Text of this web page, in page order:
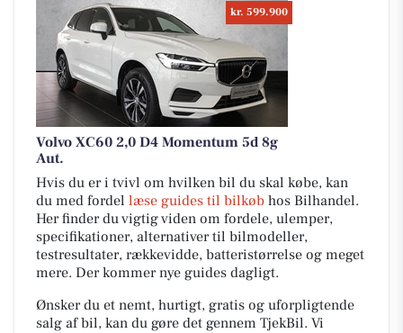
kr. 599.900
Volvo XC60 2,0 D4 Momentum 5d 8g
Aut.
Hvis du er i tvivl om hvilken bil du skal købe, kan
du med fordel læse guides til bilkøb hos Bilhandel.
Her finder du vigtig viden om fordele, ulemper,
specifikationer, alternativer til bilmodeller,
testresultater, rækkevidde, batteristørrelse og meget
mere. Der kommer nye guides dagligt.
Ønsker du et nemt, hurtigt, gratis og uforpligtende
salg af bil, kan du gøre det gennem TjekBil. Vi